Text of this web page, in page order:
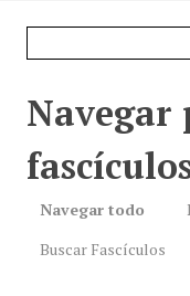
Navegar
Navegar todo
Buscar Fascículos